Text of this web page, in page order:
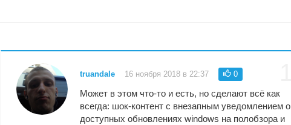
truandale 16 ноября 2018 в 22:37 0
Может в этом что-то и есть, но сделают всё как
всегда: шок-контент с внезапным уведомлением о
доступных обновлениях windows на полобзора и